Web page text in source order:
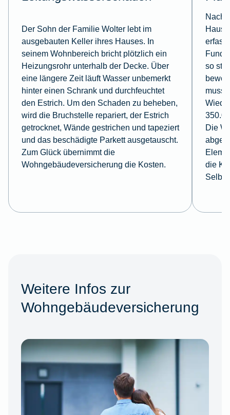
Der Sohn der Familie Wolter lebt im
ausgebauten Keller ihres Hauses. In
seinem Wohnbereich bricht plötzlich ein
Heizungsrohr unterhalb der Decke. Über
eine längere Zeit läuft Wasser unbemerkt
hinter einen Schrank und durchfeuchtet
den Estrich. Um den Schaden zu beheben,
wird die Bruchstelle repariert, der Estrich
getrocknet, Wände gestrichen und tapeziert
und das beschädigte Parkett ausgetauscht.
Zum Glück übernimmt die
Wohngebäudeversicherung die Kosten.
Nach
Haus
so
muss.
Die
die
Weitere Infos zur
Wohngebäudeversicherung